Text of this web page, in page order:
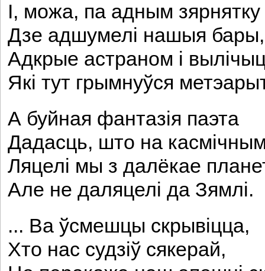
I, можа, па адным
Дзе адшумелі нашыя бары,
Адкрые астраном і
Які тут грымнуўся
А буйная фантазія паэта
Дадасць, што на
Ляцелі мы з далёкае
Але не даляцелі да Зямлі.
... Ва ўсмешцы скрывіцца,
Хто нас судзіў сякерай,